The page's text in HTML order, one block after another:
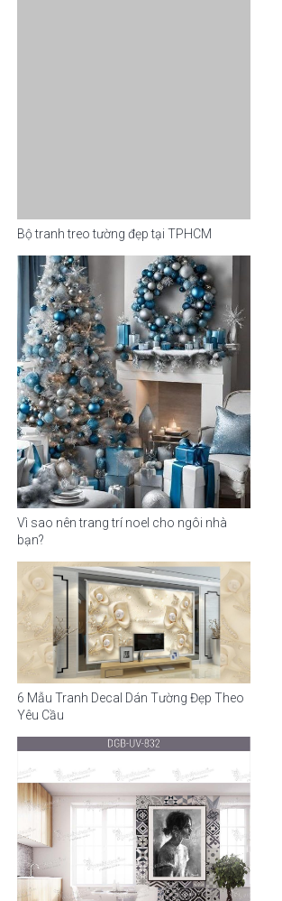
Bộ tranh treo tường đẹp tại TPHCM
Vì sao nên trang trí noel cho ngôi nhà
bạn?
6 Mẫu Tranh Decal Dán Tường Đẹp Theo
Yêu Cầu